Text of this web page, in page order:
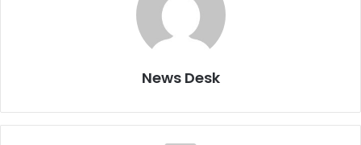
News Desk